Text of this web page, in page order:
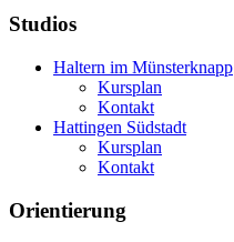
Studios
Haltern im Münsterknapp
Kursplan
Kontakt
Hattingen Südstadt
Kursplan
Kontakt
Orientierung